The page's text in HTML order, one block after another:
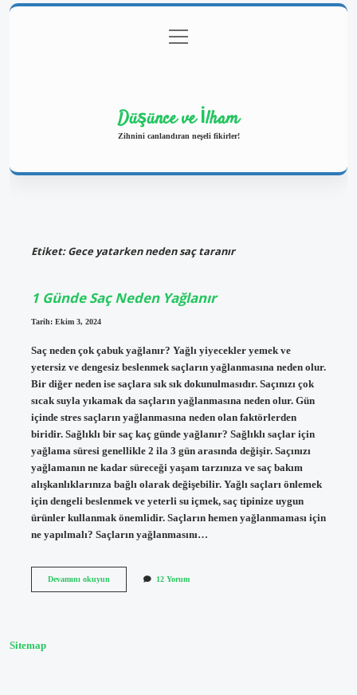
Gizlilik Politikası
menüyü
aç
Düşünce ve İlham
Zihnini canlandıran neşeli fikirler!
Etiket:Gece yatarken neden saç taranır
1 Günde Saç Neden Yağlanır
Tarih: Ekim 3, 2024
Saç neden çok çabuk yağlanır? Yağlı yiyecekler yemek ve
yetersiz ve dengesiz beslenmek saçların yağlanmasına neden olur.
Bir diğer neden ise saçlara sık sık dokunulmasıdır. Saçınızı çok
sıcak suyla yıkamak da saçların yağlanmasına neden olur. Gün
içinde stres saçların yağlanmasına neden olan faktörlerden
biridir. Sağlıklı bir saç kaç günde yağlanır? Sağlıklı saçlar için
yağlama süresi genellikle 2 ila 3 gün arasında değişir. Saçınızı
yağlamanın ne kadar süreceği yaşam tarzınıza ve saç bakım
alışkanlıklarınıza bağlı olarak değişebilir. Yağlı saçları önlemek
için dengeli beslenmek ve yeterli su içmek, saç tipinize uygun
ürünler kullanmak önemlidir. Saçların hemen yağlanmaması için
ne yapılmalı? Saçların yağlanmasını…
Devamını okuyun1
12 Yorum
Sitemap